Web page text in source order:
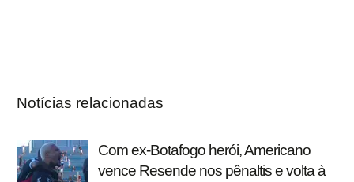
Notícias relacionadas
Com ex-Botafogo herói, Americano
vence Resende nos pênaltis e volta à